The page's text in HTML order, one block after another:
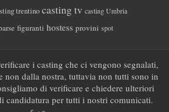
trentino casting tv casting Umbria
figuranti hostess provini spot
i casting che ci vengono segnalati,
non dalla nostra, tuttavia non tutti sono in
di verificare e chiedere ulteriori
candidatura per tutti i nostri comunicati.